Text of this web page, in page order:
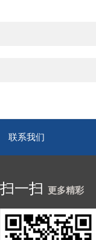
联系我们
扫一扫 更多精彩